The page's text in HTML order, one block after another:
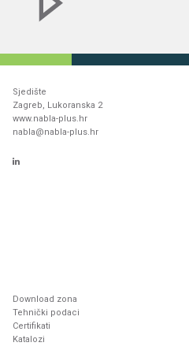
Sjedište
Zagreb, Lukoranska 2
www.nabla-plus.hr
nabla@nabla-plus.hr
Download zona
Tehnički podaci
Certifikati
Katalozi